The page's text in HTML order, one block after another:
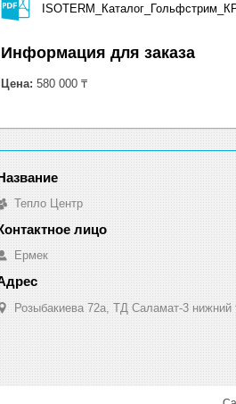
Информация для заказа
Цена: 580 000 ₸
Тепло Центр
Ермек
Розыбакиева 72а, ТД Саламат-3